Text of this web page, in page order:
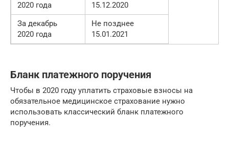
2020 года
15.12.2020
За декабрь
2020 года
Не позднее
15.01.2021
Бланк платежного поручения
Чтобы в 2020 году уплатить страховые взносы на
обязательное медицинское страхование нужно
использовать классический бланк платежного
поручения.